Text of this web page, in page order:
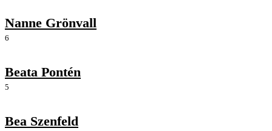
Nanne Grönvall
6
Beata Pontén
5
Bea Szenfeld